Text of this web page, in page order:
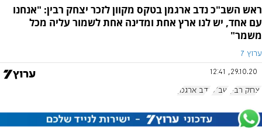
ראש השב"כ נדב ארגמן בטקס מקוון לזכר יצחק רבין: "אנחנו
עם אחד, יש לנו ארץ אחת ומדינה אחת לשמור עליה מכל
משמר"
ערוץ 7
29.10.20, 12:41
יצחק רבין שב"כ נדב ארגמן